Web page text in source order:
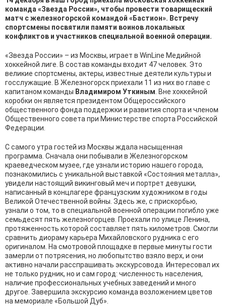
команда «Звезда России», чтобы провести товарищеский
матч с железногорской командой «Бастион». Встречу
спортсмены посвятили памяти воинов локальных
конфликтов и участников специальной военной операции.
«Звезда России» – из Москвы, играет в WinLine Медийной
хоккейной лиге. В состав команды входит 47 человек. Это
великие спортсмены, актеры, известные деятели культуры и
госслужащие. В Железногорск приехали 11 из них во главе с
капитаном команды Владимиром Уткиным . Вне хоккейной
коробки он является президентом Общероссийского
общественного фонда поддержки и развития спорта и членом
Общественного совета при Министерстве спорта Российской
Федерации.
С самого утра гостей из Москвы ждала насыщенная
программа. Сначала они побывали в Железногорском
краеведческом музее, где узнали историю нашего города,
познакомились с уникальной выставкой «Состояния металла»,
увидели настоящий викинговый меч и портрет девушки,
написанный в концлагере французским художником в годы
Великой Отечественной войны. Здесь же, с прискорбью,
узнали о том, то в специальной военной операции погибло уже
семьдесят пять железногорцев. Проехали по улице Ленина,
протяженность которой составляет пять километров. Смогли
сравнить диораму карьера Михайловского рудника с его
оригиналом. На смотровой площадке в первые минуты гости
замерли от потрясения, но любопытство взяло верх, и они
активно начали расспрашивать экскурсовода. Интересовал их
не только рудник, но и сам город: численность населения,
наличие профессиональных учебных заведений и много
другое. Завершила экскурсию команда возложением цветов
на мемориале «Большой Дуб».